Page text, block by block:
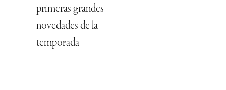
primeras grandes
novedades de la
temporada